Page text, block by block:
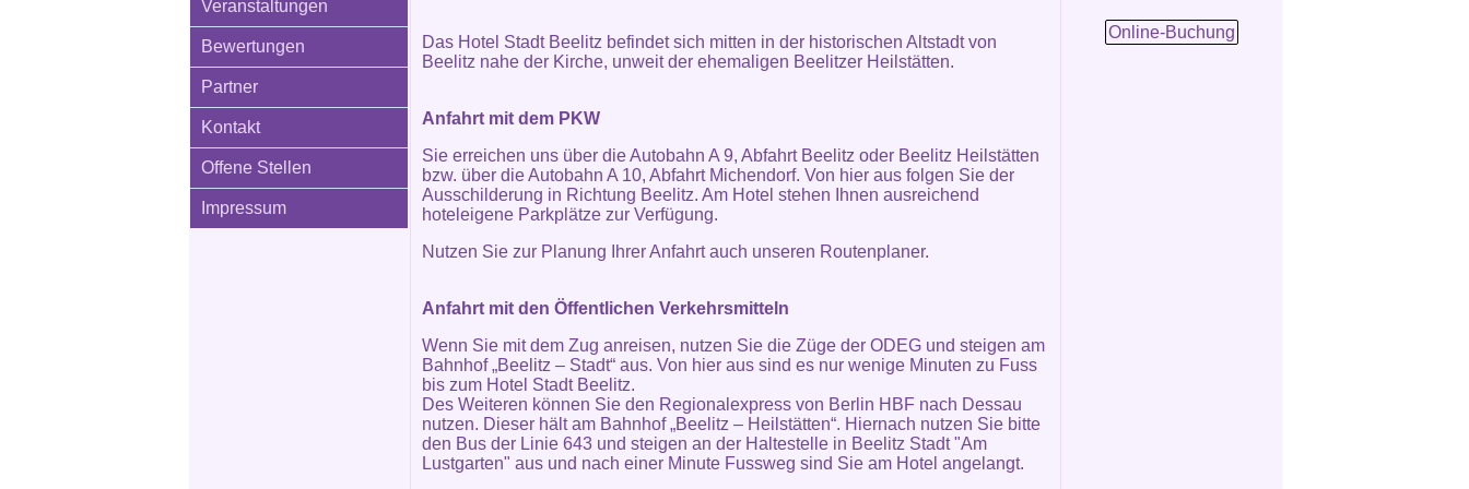
Veranstaltungen
Bewertungen
Partner
Kontakt
Offene Stellen
Impressum
Das Hotel Stadt Beelitz befindet sich mitten in der historischen Altstadt von
Beelitz nahe der Kirche, unweit der ehemaligen Beelitzer Heilstätten.
Anfahrt mit dem PKW
Sie erreichen uns über die Autobahn A 9, Abfahrt Beelitz oder Beelitz Heilstätten
bzw. über die Autobahn A 10, Abfahrt Michendorf. Von hier aus folgen Sie der
Ausschilderung in Richtung Beelitz. Am Hotel stehen Ihnen ausreichend
hoteleigene Parkplätze zur Verfügung.
Nutzen Sie zur Planung Ihrer Anfahrt auch unseren Routenplaner.
Anfahrt mit den Öffentlichen Verkehrsmitteln
Wenn Sie mit dem Zug anreisen, nutzen Sie die Züge der ODEG und steigen am
Bahnhof „Beelitz – Stadt“ aus. Von hier aus sind es nur wenige Minuten zu Fuss
bis zum Hotel Stadt Beelitz.
Des Weiteren können Sie den Regionalexpress von Berlin HBF nach Dessau
nutzen. Dieser hält am Bahnhof „Beelitz – Heilstätten“. Hiernach nutzen Sie bitte
den Bus der Linie 643 und steigen an der Haltestelle in Beelitz Stadt "Am
Lustgarten" aus und nach einer Minute Fussweg sind Sie am Hotel angelangt.
Online-Buchung